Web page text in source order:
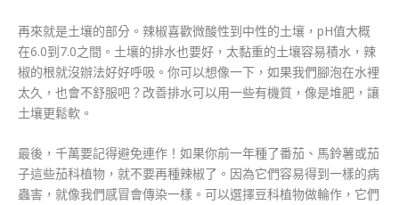
再來就是土壤的部分。辣椒喜歡微酸性到中性的土壤，pH值大概
在6.0到7.0之間。土壤的排水也要好，太黏重的土壤容易積水，辣
椒的根就沒辦法好好呼吸。你可以想像一下，如果我們腳泡在水裡
太久，也會不舒服吧？改善排水可以用一些有機質，像是堆肥，讓
土壤更鬆軟。
最後，千萬要記得避免連作！如果你前一年種了番茄、馬鈴薯或茄
子這些茄科植物，就不要再種辣椒了。因為它們容易得到一樣的病
蟲害，就像我們感冒會傳染一樣。可以選擇豆科植物做輪作，它們